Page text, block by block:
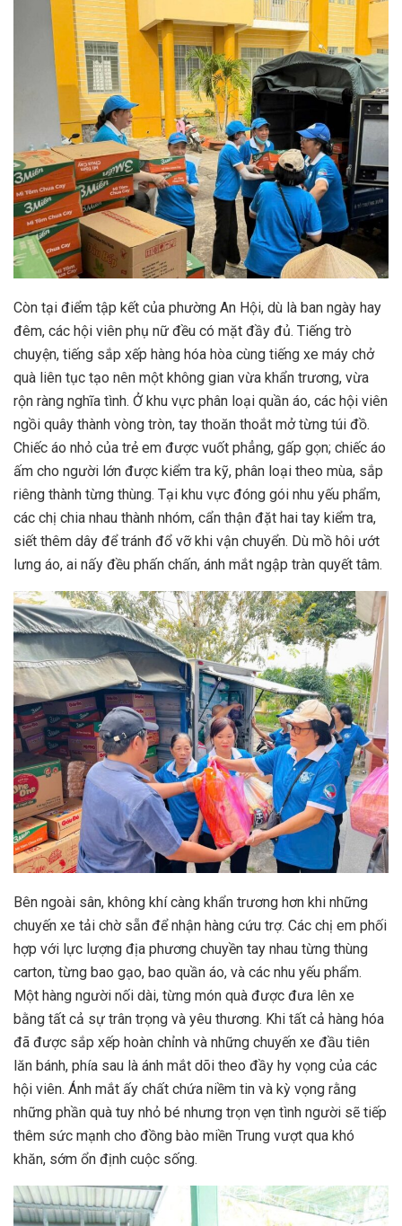
Còn tại điểm tập kết của phường An Hội, dù là ban ngày hay
đêm, các hội viên phụ nữ đều có mặt đầy đủ. Tiếng trò
chuyện, tiếng sắp xếp hàng hóa hòa cùng tiếng xe máy chở
quà liên tục tạo nên một không gian vừa khẩn trương, vừa
rộn ràng nghĩa tình. Ở khu vực phân loại quần áo, các hội viên
ngồi quây thành vòng tròn, tay thoăn thoắt mở từng túi đồ.
Chiếc áo nhỏ của trẻ em được vuốt phẳng, gấp gọn; chiếc áo
ấm cho người lớn được kiểm tra kỹ, phân loại theo mùa, sắp
riêng thành từng thùng. Tại khu vực đóng gói nhu yếu phẩm,
các chị chia nhau thành nhóm, cẩn thận đặt hai tay kiểm tra,
siết thêm dây để tránh đổ vỡ khi vận chuyển. Dù mồ hôi ướt
lưng áo, ai nấy đều phấn chấn, ánh mắt ngập tràn quyết tâm.
Bên ngoài sân, không khí càng khẩn trương hơn khi những
chuyến xe tải chờ sẵn để nhận hàng cứu trợ. Các chị em phối
hợp với lực lượng địa phương chuyền tay nhau từng thùng
carton, từng bao gạo, bao quần áo, và các nhu yếu phẩm.
Một hàng người nối dài, từng món quà được đưa lên xe
bằng tất cả sự trân trọng và yêu thương. Khi tất cả hàng hóa
đã được sắp xếp hoàn chỉnh và những chuyến xe đầu tiên
lăn bánh, phía sau là ánh mắt dõi theo đầy hy vọng của các
hội viên. Ánh mắt ấy chất chứa niềm tin và kỳ vọng rằng
những phần quà tuy nhỏ bé nhưng trọn vẹn tình người sẽ tiếp
thêm sức mạnh cho đồng bào miền Trung vượt qua khó
khăn, sớm ổn định cuộc sống.